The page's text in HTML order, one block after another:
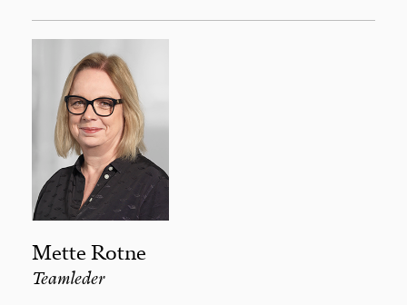
Mette Rotne
Teamleder